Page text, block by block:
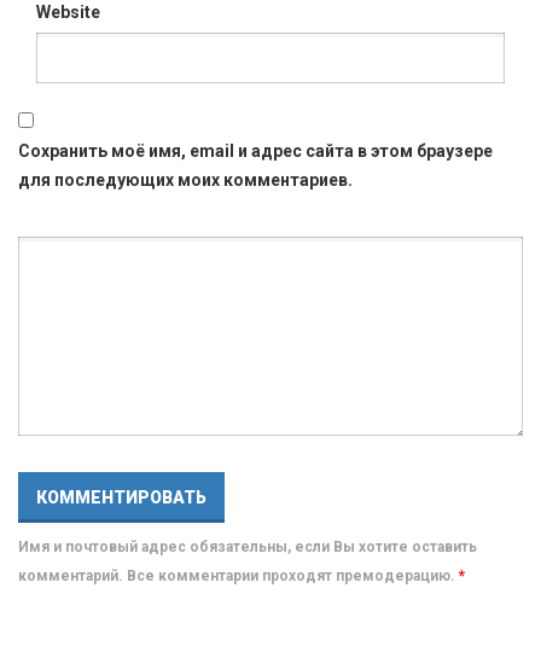
Website
Сохранить моё имя, email и адрес сайта в этом браузере
для последующих моих комментариев.
Имя и почтовый адрес обязательны, если Вы хотите оставить
комментарий. Все комментарии проходят премодерацию. *